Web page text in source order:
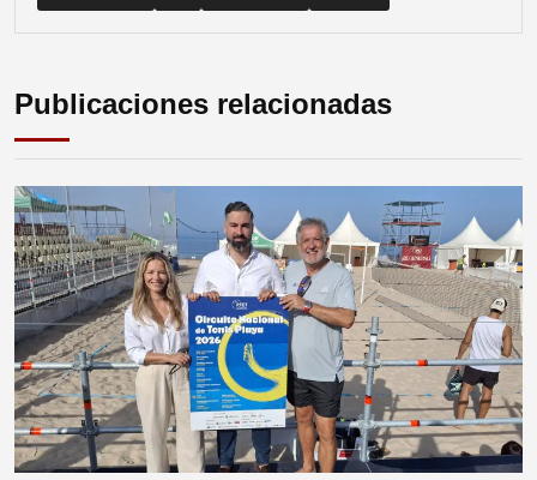
Publicaciones relacionadas